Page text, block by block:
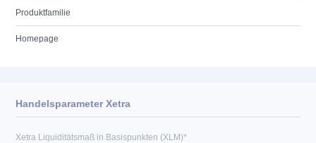
Produktfamilie
Homepage
Handelsparameter Xetra
Xetra Liquiditätsmaß in Basispunkten (XLM)*